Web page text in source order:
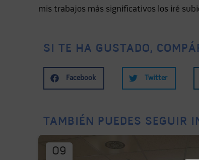
mis trabajos más significativos los iré
SI TE HA GUSTADO,
Facebook Twitter
TAMBIÉN PUEDES SEGUIR
09